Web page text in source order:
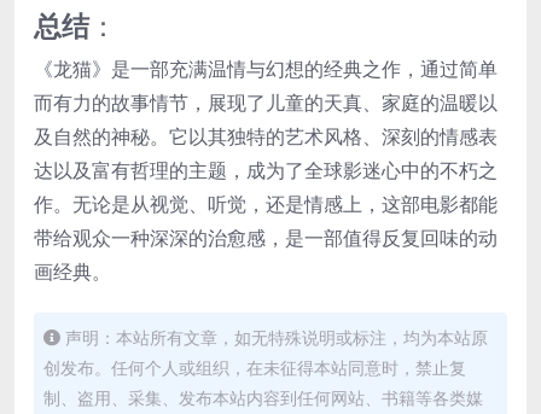
总结：
《龙猫》是一部充满温情与幻想的经典之作，通过简单
而有力的故事情节，展现了儿童的天真、家庭的温暖以
及自然的神秘。它以其独特的艺术风格、深刻的情感表
达以及富有哲理的主题，成为了全球影迷心中的不朽之
作。无论是从视觉、听觉，还是情感上，这部电影都能
带给观众一种深深的治愈感，是一部值得反复回味的动
画经典。
声明：本站所有文章，如无特殊说明或标注，均为本站原
创发布。任何个人或组织，在未征得本站同意时，禁止复
制、盗用、采集、发布本站内容到任何网站、书籍等各类媒